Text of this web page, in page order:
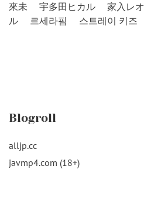
來未
宇多田ヒカル 家入レオ
ル
르세라핌 스트레이 키즈
Blogroll
alljp.cc
javmp4.com (18+)